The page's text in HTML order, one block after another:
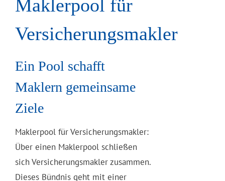
Maklerpool für
Versicherungsmakler
Ein Pool schafft
Maklern gemeinsame
Ziele
Maklerpool für Versicherungsmakler:
Über einen Maklerpool schließen
sich Versicherungsmakler zusammen.
Dieses Bündnis geht mit einer